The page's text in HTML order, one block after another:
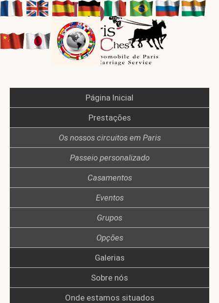
Página Inicial
Prestações
Os nossos circuitos em Paris
Passeio personalizado
Casamentos
Eventos
Grupos
Opções
Galerias
Sobre nós
Onde estamos situados